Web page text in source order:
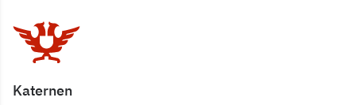
Katernen